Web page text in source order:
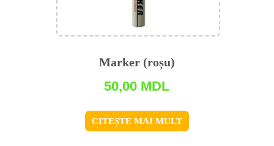
Marker (roșu)
50,00 MDL
CITEȘTE MAI MULT